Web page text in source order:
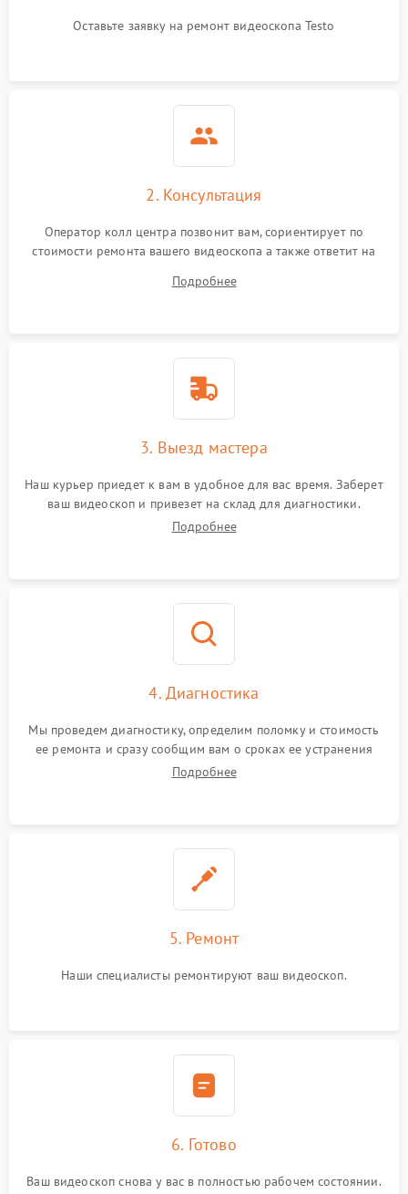
Оставьте заявку на ремонт видеоскопа Testo
2. Консультация
Оператор колл центра позвонит вам, сориентирует по
стоимости ремонта вашего видеоскопа а также ответит на
Подробнее
3. Выезд мастера
Наш курьер приедет к вам в удобное для вас время. Заберет
ваш видеоскоп и привезет на склад для диагностики.
Подробнее
4. Диагностика
Мы проведем диагностику, определим поломку и стоимость
ее ремонта и сразу сообщим вам о сроках ее устранения
Подробнее
5. Ремонт
Наши специалисты ремонтируют ваш видеоскоп.
6. Готово
Ваш видеоскоп снова у вас в полностью рабочем состоянии.